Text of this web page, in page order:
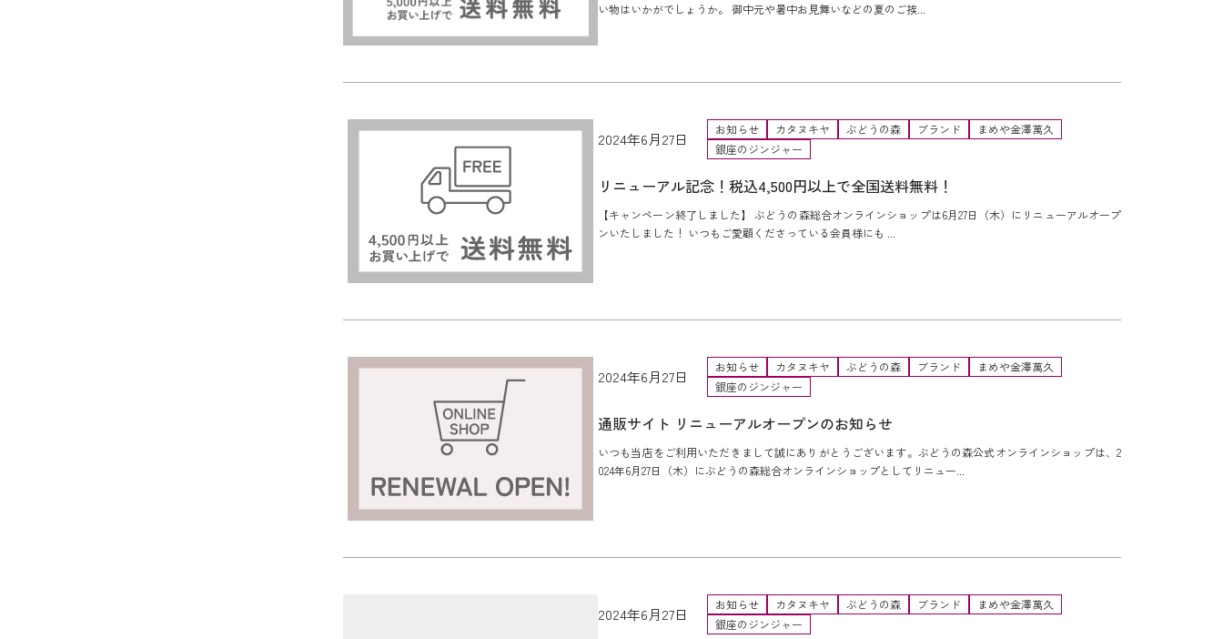
い物はいかがでしょうか。 御中元や暑中お見舞いなどの夏のご挨...
2024年6月27日
お知らせ カタヌキヤ ぶどうの森 ブランド
まめや金澤萬久
銀座のジンジャー
リニューアル記念！税込4,500円以上で全国送料無料！
【キャンペーン終了しました】 ぶどうの森総合オンラインショップは6月27日（木）にリニューアルオープ
ンいたしました！ いつもご愛顧くださっている会員様にも ...
2024年6月27日
お知らせ カタヌキヤ ぶどうの森 ブランド
まめや金澤萬久
銀座のジンジャー
通販サイト リニューアルオープンのお知らせ
いつも当店をご利用いただきまして誠にありがとうございます。ぶどうの森公式オンラインショップは、2
024年6月27日（木）にぶどうの森総合オンラインショップとしてリニュー...
2024年6月27日
お知らせ カタヌキヤ ぶどうの森 ブランド
まめや金澤萬久
銀座のジンジャー